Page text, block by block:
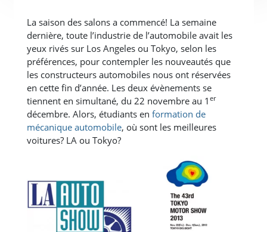
La saison des salons a commencé! La semaine
dernière, toute l’industrie de l’automobile avait les
yeux rivés sur Los Angeles ou Tokyo, selon les
préférences, pour contempler les nouveautés que
les constructeurs automobiles nous ont réservées
en cette fin d’année. Les deux évènements se
tiennent en simultané, du 22 novembre au 1 er
décembre. Alors, étudiants en formation de
mécanique automobile, où sont les meilleures
voitures? LA ou Tokyo?